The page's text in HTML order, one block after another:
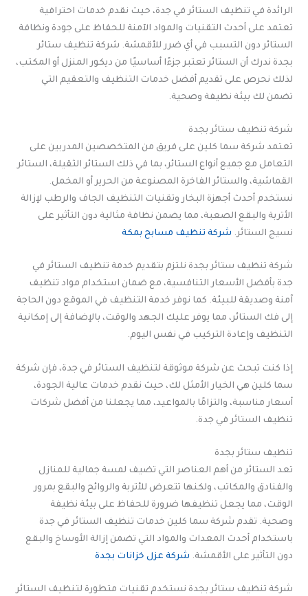
الرائدة في تنظيف الستائر في جدة، حيث نقدم خدمات احترافية
تعتمد على أحدث التقنيات والمواد الآمنة للحفاظ على جودة ونظافة
الستائر دون التسبب في أي ضرر للأقمشة. شركة تنظيف ستائر
بجدة ندرك أن الستائر تعتبر جزءًا أساسيًا من ديكور المنزل أو المكتب،
لذلك نحرص على تقديم أفضل خدمات التنظيف والتعقيم التي
تضمن لك بيئة نظيفة وصحية.
شركة تنظيف ستائر بجدة
تعتمد شركة سما كلين على فريق من المتخصصين المدربين على
التعامل مع جميع أنواع الستائر، بما في ذلك الستائر الثقيلة، الستائر
القماشية، والستائر الفاخرة المصنوعة من الحرير أو المخمل.
نستخدم أحدث أجهزة البخار وتقنيات التنظيف الجاف والرطب لإزالة
الأتربة والبقع الصعبة، مما يضمن نظافة مثالية دون التأثير على
نسيج الستائر. شركة تنظيف مسابح بمكة
شركة تنظيف ستائر بجدة نلتزم بتقديم خدمة تنظيف الستائر في
جدة بأفضل الأسعار التنافسية، مع ضمان استخدام مواد تنظيف
آمنة وصديقة للبيئة. كما نوفر خدمة التنظيف في الموقع دون الحاجة
إلى فك الستائر، مما يوفر عليك الجهد والوقت، بالإضافة إلى إمكانية
التنظيف وإعادة التركيب في نفس اليوم.
إذا كنت تبحث عن شركة موثوقة لتنظيف الستائر في جدة، فإن شركة
سما كلين هي الخيار الأمثل لك، حيث نقدم خدمات عالية الجودة،
أسعار مناسبة، والتزامًا بالمواعيد، مما يجعلنا من أفضل شركات
تنظيف الستائر في جدة.
تنظيف ستائر بجدة
تعد الستائر من أهم العناصر التي تضيف لمسة جمالية للمنازل
والفنادق والمكاتب، ولكنها تتعرض للأتربة والروائح والبقع بمرور
الوقت، مما يجعل تنظيفها ضرورة للحفاظ على بيئة نظيفة
وصحية. تقدم شركة سما كلين خدمات تنظيف الستائر في جدة
باستخدام أحدث المعدات والمواد التي تضمن إزالة الأوساخ والبقع
دون التأثير على الأقمشة. شركة عزل خزانات بجدة
شركة تنظيف ستائر بجدة نستخدم تقنيات متطورة لتنظيف الستائر